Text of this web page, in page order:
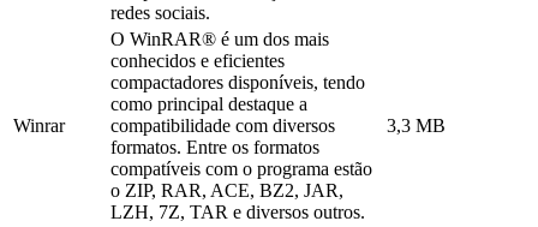
redes sociais.
Winrar
O WinRAR® é um dos mais
conhecidos e eficientes
compactadores disponíveis, tendo
como principal destaque a
compatibilidade com diversos
formatos. Entre os formatos
compatíveis com o programa estão
o ZIP, RAR, ACE, BZ2, JAR,
LZH, 7Z, TAR e diversos outros.
3,3 MB